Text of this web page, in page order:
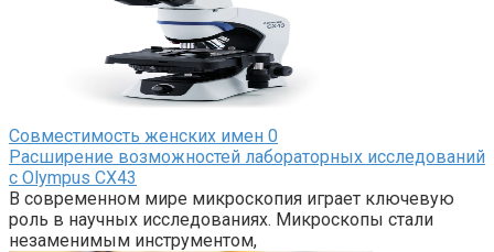
Совместимость женских имен 0
Расширение возможностей лабораторных исследований
с Olympus CX43
В современном мире микроскопия играет ключевую
роль в научных исследованиях. Микроскопы стали
незаменимым инструментом,